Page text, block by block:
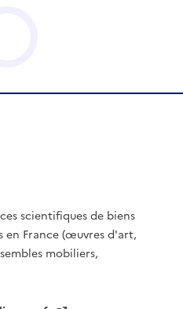
scientifiques de biens
en France (œuvres d'art,
mobiliers,